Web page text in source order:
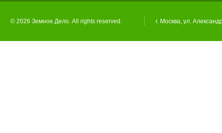
© 2026 Земное Дело. All rights reserved. г. Москва, ул.